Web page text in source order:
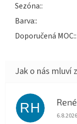
Sezóna:
Barva:
Doporučená MOC:
RH
6.8.2026